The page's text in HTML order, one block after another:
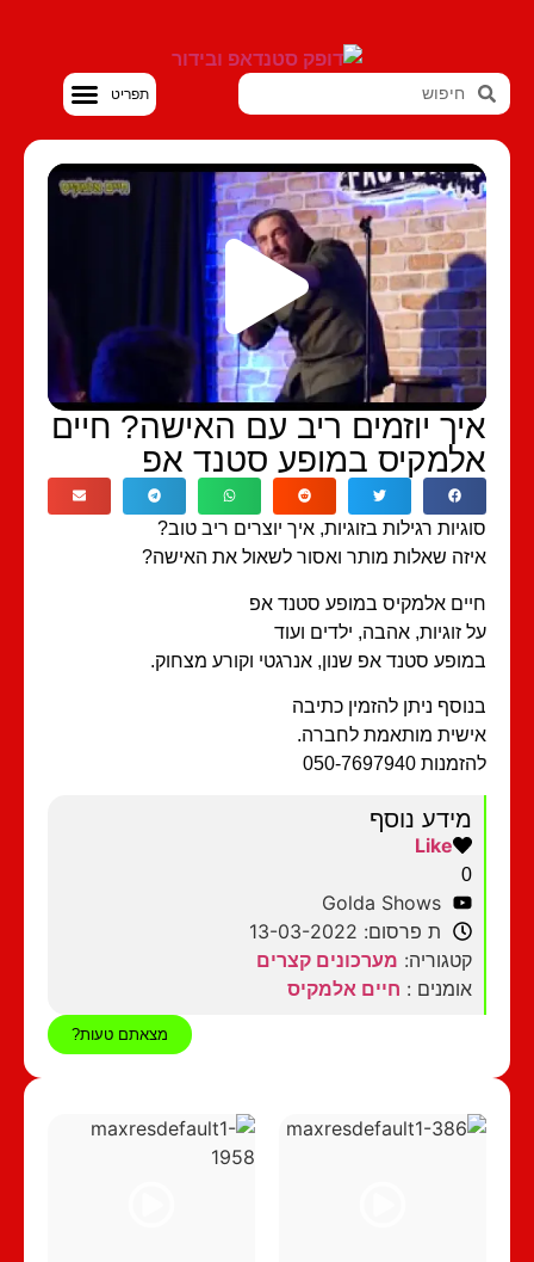
איך יוזמים ריב עם האישה? חיים
אלמקיס במופע סטנד אפ
סוגיות רגילות בזוגיות, איך יוצרים ריב טוב?
איזה שאלות מותר ואסור לשאול את האישה?
חיים אלמקיס במופע סטנד אפ
על זוגיות, אהבה, ילדים ועוד
במופע סטנד אפ שנון, אנרגטי וקורע מצחוק.
בנוסף ניתן להזמין כתיבה
אישית מותאמת לחברה.
להזמנות 050-7697940
מידע נוסף
Like
0
Golda Shows
ת פרסום: 13-03-2022
קטגוריה: מערכונים קצרים
אומנים : חיים אלמקיס
מצאתם טעות?